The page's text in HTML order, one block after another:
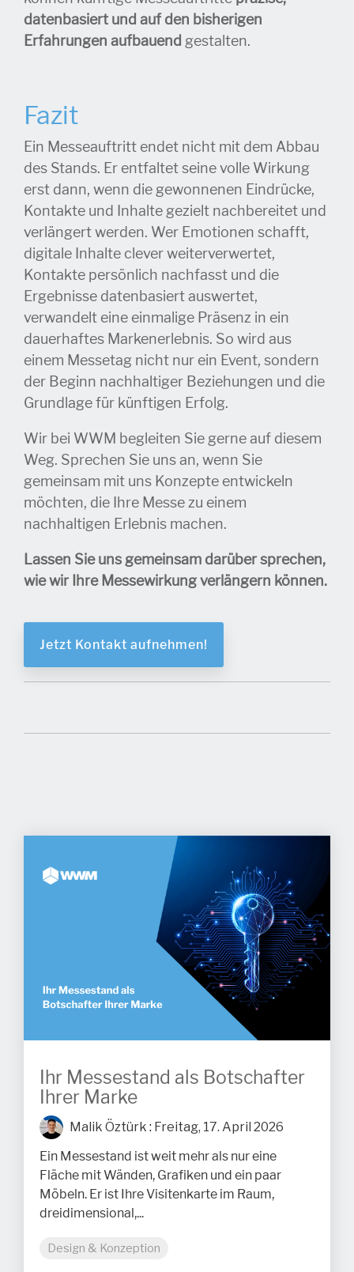
datenbasiert und auf den bisherigen
Erfahrungen aufbauend gestalten.
Fazit
Ein Messeauftritt endet nicht mit dem Abbau
des Stands. Er entfaltet seine volle Wirkung
erst dann, wenn die gewonnenen Eindrücke,
Kontakte und Inhalte gezielt nachbereitet und
verlängert werden. Wer Emotionen schafft,
digitale Inhalte clever weiterverwertet,
Kontakte persönlich nachfasst und die
Ergebnisse datenbasiert auswertet,
verwandelt eine einmalige Präsenz in ein
dauerhaftes Markenerlebnis. So wird aus
einem Messetag nicht nur ein Event, sondern
der Beginn nachhaltiger Beziehungen und die
Grundlage für künftigen Erfolg.
Wir bei WWM begleiten Sie gerne auf diesem
Weg. Sprechen Sie uns an, wenn Sie
gemeinsam mit uns Konzepte entwickeln
möchten, die Ihre Messe zu einem
nachhaltigen Erlebnis machen.
Lassen Sie uns gemeinsam darüber sprechen,
wie wir Ihre Messewirkung verlängern können.
Jetzt Kontakt aufnehmen!
Ihr Messestand als Botschafter
Ihrer Marke
Malik Öztürk : Freitag, 17. April 2026
Ein Messestand ist weit mehr als nur eine
Fläche mit Wänden, Grafiken und ein paar
Möbeln. Er ist Ihre Visitenkarte im Raum,
dreidimensional,...
Design & Konzeption